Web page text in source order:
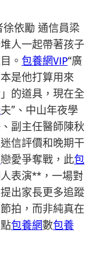
依勵 通信員梁
人一起帶著孩子
。 包養網VIP“廣
是他打算用來
的道具，現在全
夫”、中山年夜學
副主任醫師陳秋
信評價和晚期干
戀愛爭奪戰，此包
表演**，一場對
出家長更多追蹤
拍，而非純真在
包養網數包養